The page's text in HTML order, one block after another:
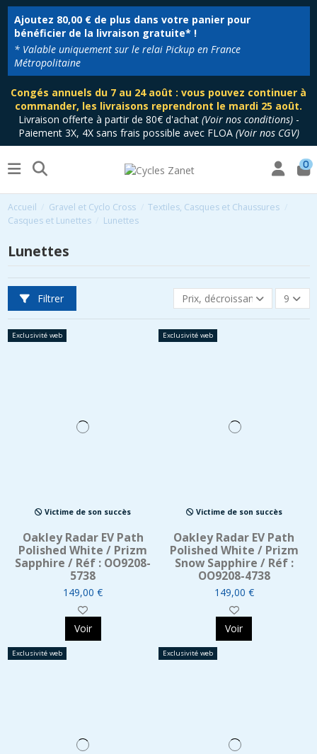
Ajoutez 80,00 €de plus dans votre panier pour
bénéficier de la livraison gratuite* !
* Valable uniquement sur le relai Pickup en France
Métropolitaine
Congés annuels du 7 au 24 août : vous pouvez continuer à
commander, les livraisons reprendront le mardi 25 août.
Livraison offerte à partir de 80€ d'achat (Voir nos conditions)-
Paiement 3X, 4X sans frais possible avec FLOA (Voir nos CGV)
0
Accueil Gravel et Cyclo Cross
Textiles, Casques et Chaussures
Casques et Lunettes
Lunettes
Lunettes
Filtrer Prix, décroissant 9
Exclusivité web
Victime de son succès
Oakley Radar EV Path
Polished White / Prizm
Sapphire / Réf : OO9208-
5738
149,00 €
Voir
Exclusivité web
Victime de son succès
Oakley Radar EV Path
Polished White / Prizm
Snow Sapphire / Réf :
OO9208-4738
149,00 €
Voir
Exclusivité web Exclusivité web